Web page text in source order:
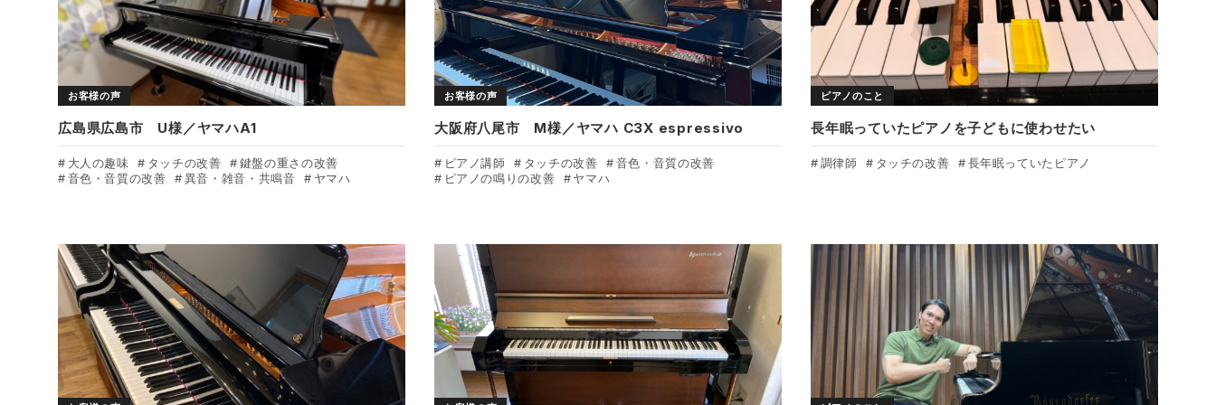
お客様の声
広島県広島市 U様／ヤマハA1
大人の趣味 タッチの改善
鍵盤の重さの改善
音色・音質の改善
異音・雑音・共鳴音 ヤマハ
お客様の声
大阪府八尾市 M様／ヤマハ C3X espressivo
ピアノ講師 タッチの改善
音色・音質の改善
ピアノの鳴りの改善
ヤマハ
ピアノのこと
長年眠っていたピアノを子どもに使わせたい
調律師 タッチの改善 長年眠っていたピアノ